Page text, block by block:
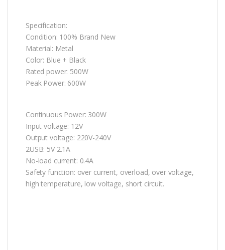
Specification:
Condition: 100% Brand New
Material: Metal
Color: Blue + Black
Rated power: 500W
Peak Power: 600W
Continuous Power: 300W
Input voltage: 12V
Output voltage: 220V-240V
2USB: 5V 2.1A
No-load current: 0.4A
Safety function: over current, overload, over voltage,
high temperature, low voltage, short circuit.